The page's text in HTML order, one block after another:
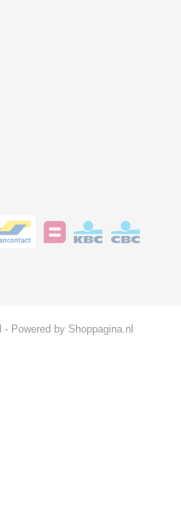
Powered by Shoppagina.nl